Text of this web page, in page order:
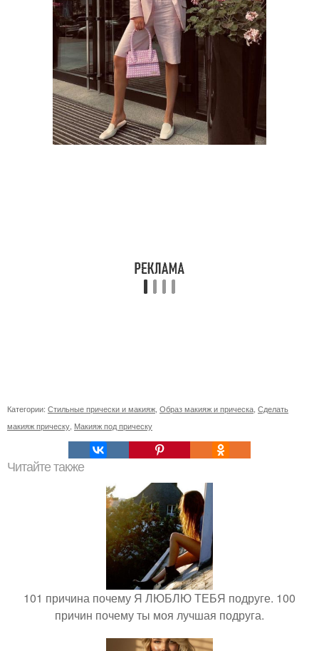
Категории: Стильные прически и макияж Образ макияж и прическа Сделать
макияж прическу Макияж под прическу
Читайте также
101 причина почему Я ЛЮБЛЮ ТЕБЯ подруге. 100
причин почему ты моя лучшая подруга.